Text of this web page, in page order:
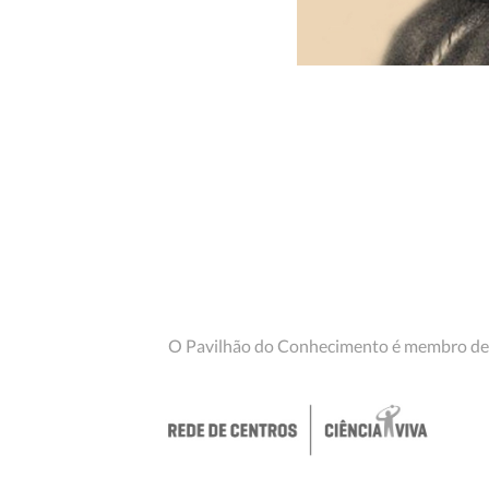
O Pavilhão do Conhecimento é membro